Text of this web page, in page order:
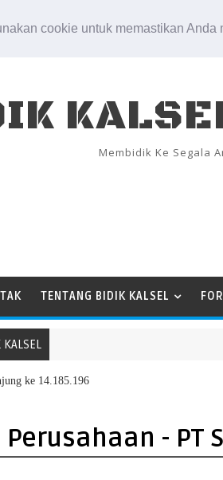
cookie untuk memastikan
Membidik Ke Segala
TENTANG BIDIK KALSEL
di Kanwil BPN Provinsi NTT, Menteri
ke 14.185.196
- PT